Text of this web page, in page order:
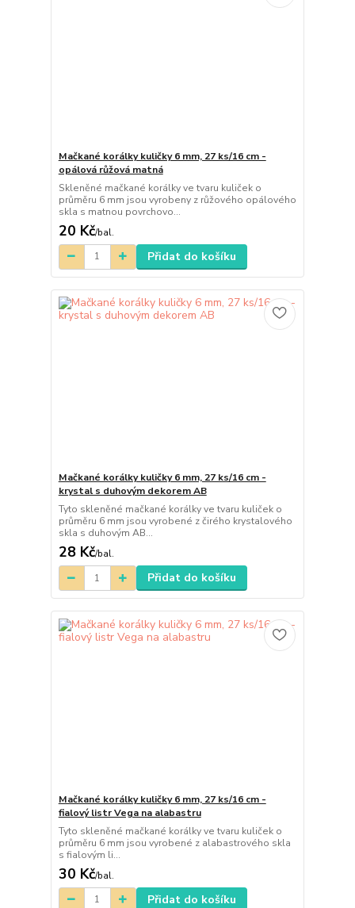
Mačkané korálky kuličky 6 mm, 27 ks/16 cm -
opálová růžová matná
Skleněné mačkané korálky ve tvaru kuliček o
průměru 6 mm jsou vyrobeny z růžového opálového
skla s matnou povrchovo...
20 Kč/bal.
Přidat do košíku
Mačkané korálky kuličky 6 mm, 27 ks/16 cm -
krystal s duhovým dekorem AB
Tyto skleněné mačkané korálky ve tvaru kuliček o
průměru 6 mm jsou vyrobené z čirého krystalového
skla s duhovým AB...
28 Kč/bal.
Přidat do košíku
Mačkané korálky kuličky 6 mm, 27 ks/16 cm -
fialový listr Vega na alabastru
Tyto skleněné mačkané korálky ve tvaru kuliček o
průměru 6 mm jsou vyrobené z alabastrového skla
s fialovým li...
30 Kč/bal.
Přidat do košíku